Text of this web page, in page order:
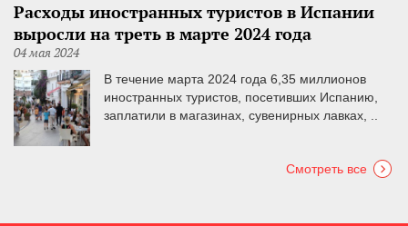
Расходы иностранных туристов в Испании
выросли на треть в марте 2024 года
04 мая 2024
В течение марта 2024 года 6,35 миллионов
иностранных туристов, посетивших Испанию,
заплатили в магазинах, сувенирных лавках, ..
Смотреть все